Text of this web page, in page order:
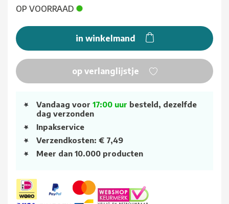
OP VOORRAAD
in winkelmand
op verlanglijstje
Vandaag voor 17:00 uur besteld, dezelfde
dag verzonden
Inpakservice
Verzendkosten: € 7,49
Meer dan 10.000 producten